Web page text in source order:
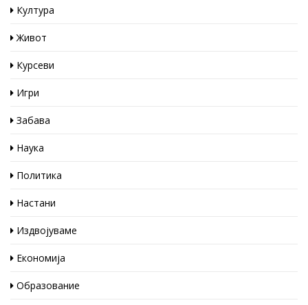
Култура
Живот
Курсеви
Игри
Забава
Наука
Политика
Настани
Издвојуваме
Економија
Образование